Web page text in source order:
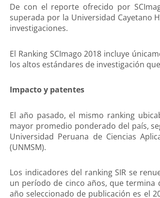
De con el reporte ofrecido por
superada por la Universidad Cayetano
investigaciones.
El Ranking SCImago 2018 incluye
los altos estándares de investigación
Impacto y patentes
El año pasado, el mismo ranking
mayor promedio ponderado del país,
Universidad Peruana de Ciencias
(UNMSM).
Los indicadores del ranking SIR se
un período de cinco años, que termina
año seleccionado de publicación es el